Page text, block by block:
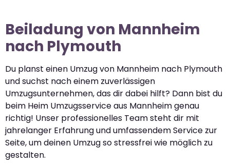
Beiladung von Mannheim
nach Plymouth
Du planst einen Umzug von Mannheim nach Plymouth
und suchst nach einem zuverlässigen
Umzugsunternehmen, das dir dabei hilft? Dann bist du
beim Heim Umzugsservice aus Mannheim genau
richtig! Unser professionelles Team steht dir mit
jahrelanger Erfahrung und umfassendem Service zur
Seite, um deinen Umzug so stressfrei wie möglich zu
gestalten.